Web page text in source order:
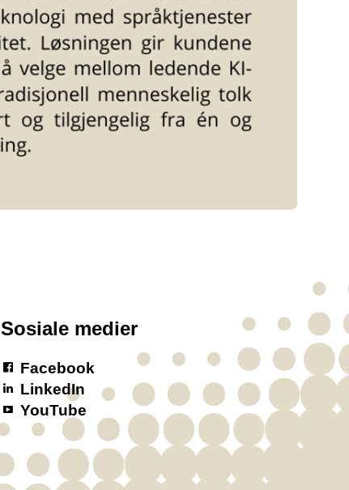
Sosiale medier
Facebook
LinkedIn
YouTube